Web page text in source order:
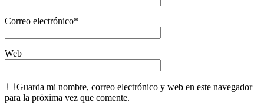
Correo electrónico*
Web
Guarda mi nombre, correo electrónico y web en este navegador
para la próxima vez que comente.